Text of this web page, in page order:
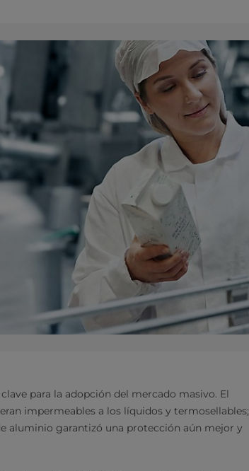
para la adopción del mercado masivo. El
impermeables a los líquidos y termosellables;
aluminio garantizó una protección aún mejor y